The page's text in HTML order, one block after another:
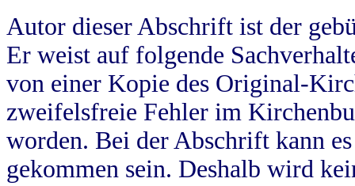
Autor dieser Abschrift ist der
Er weist auf folgende
von einer Kopie des Original-
zweifelsfreie Fehler im
worden. Bei der Abschrift kann
gekommen sein. Deshalb wird